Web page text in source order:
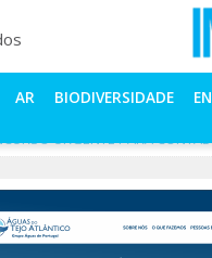
AR BIODIVERSIDADE
URGENTE PARA